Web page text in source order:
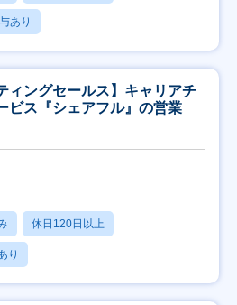
あり
ングセールス】キャリアチ
ビス『シェアフル』の営業
休日120日以上
り